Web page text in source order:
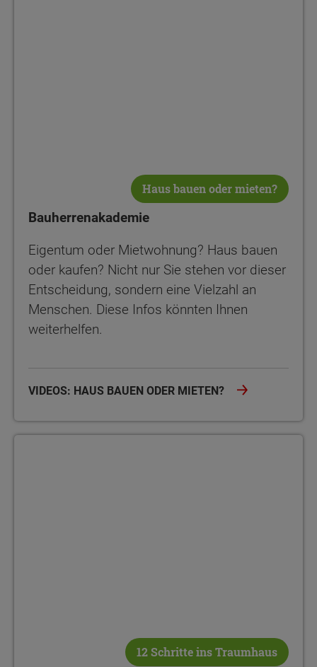
Haus bauen oder mieten?
Bauherrenakademie
Eigentum oder Mietwohnung? Haus bauen
oder kaufen? Nicht nur Sie stehen vor dieser
Entscheidung, sondern eine Vielzahl an
Menschen. Diese Infos könnten Ihnen
weiterhelfen.
VIDEOS: HAUS BAUEN ODER MIETEN?
12 Schritte ins Traumhaus